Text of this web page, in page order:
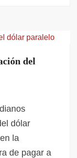
del
dólar
la
de pagar a